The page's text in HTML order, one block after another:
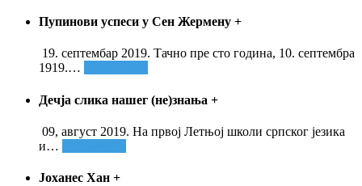
Пупинови успеси у Сен Жермену +
19. септембар 2019. Тачно пре сто година, 10. септембра
1919.…
Дечја слика нашег (не)знања +
09, август 2019. На првој Летњој школи српског језика
и…
Јоханес Хан +